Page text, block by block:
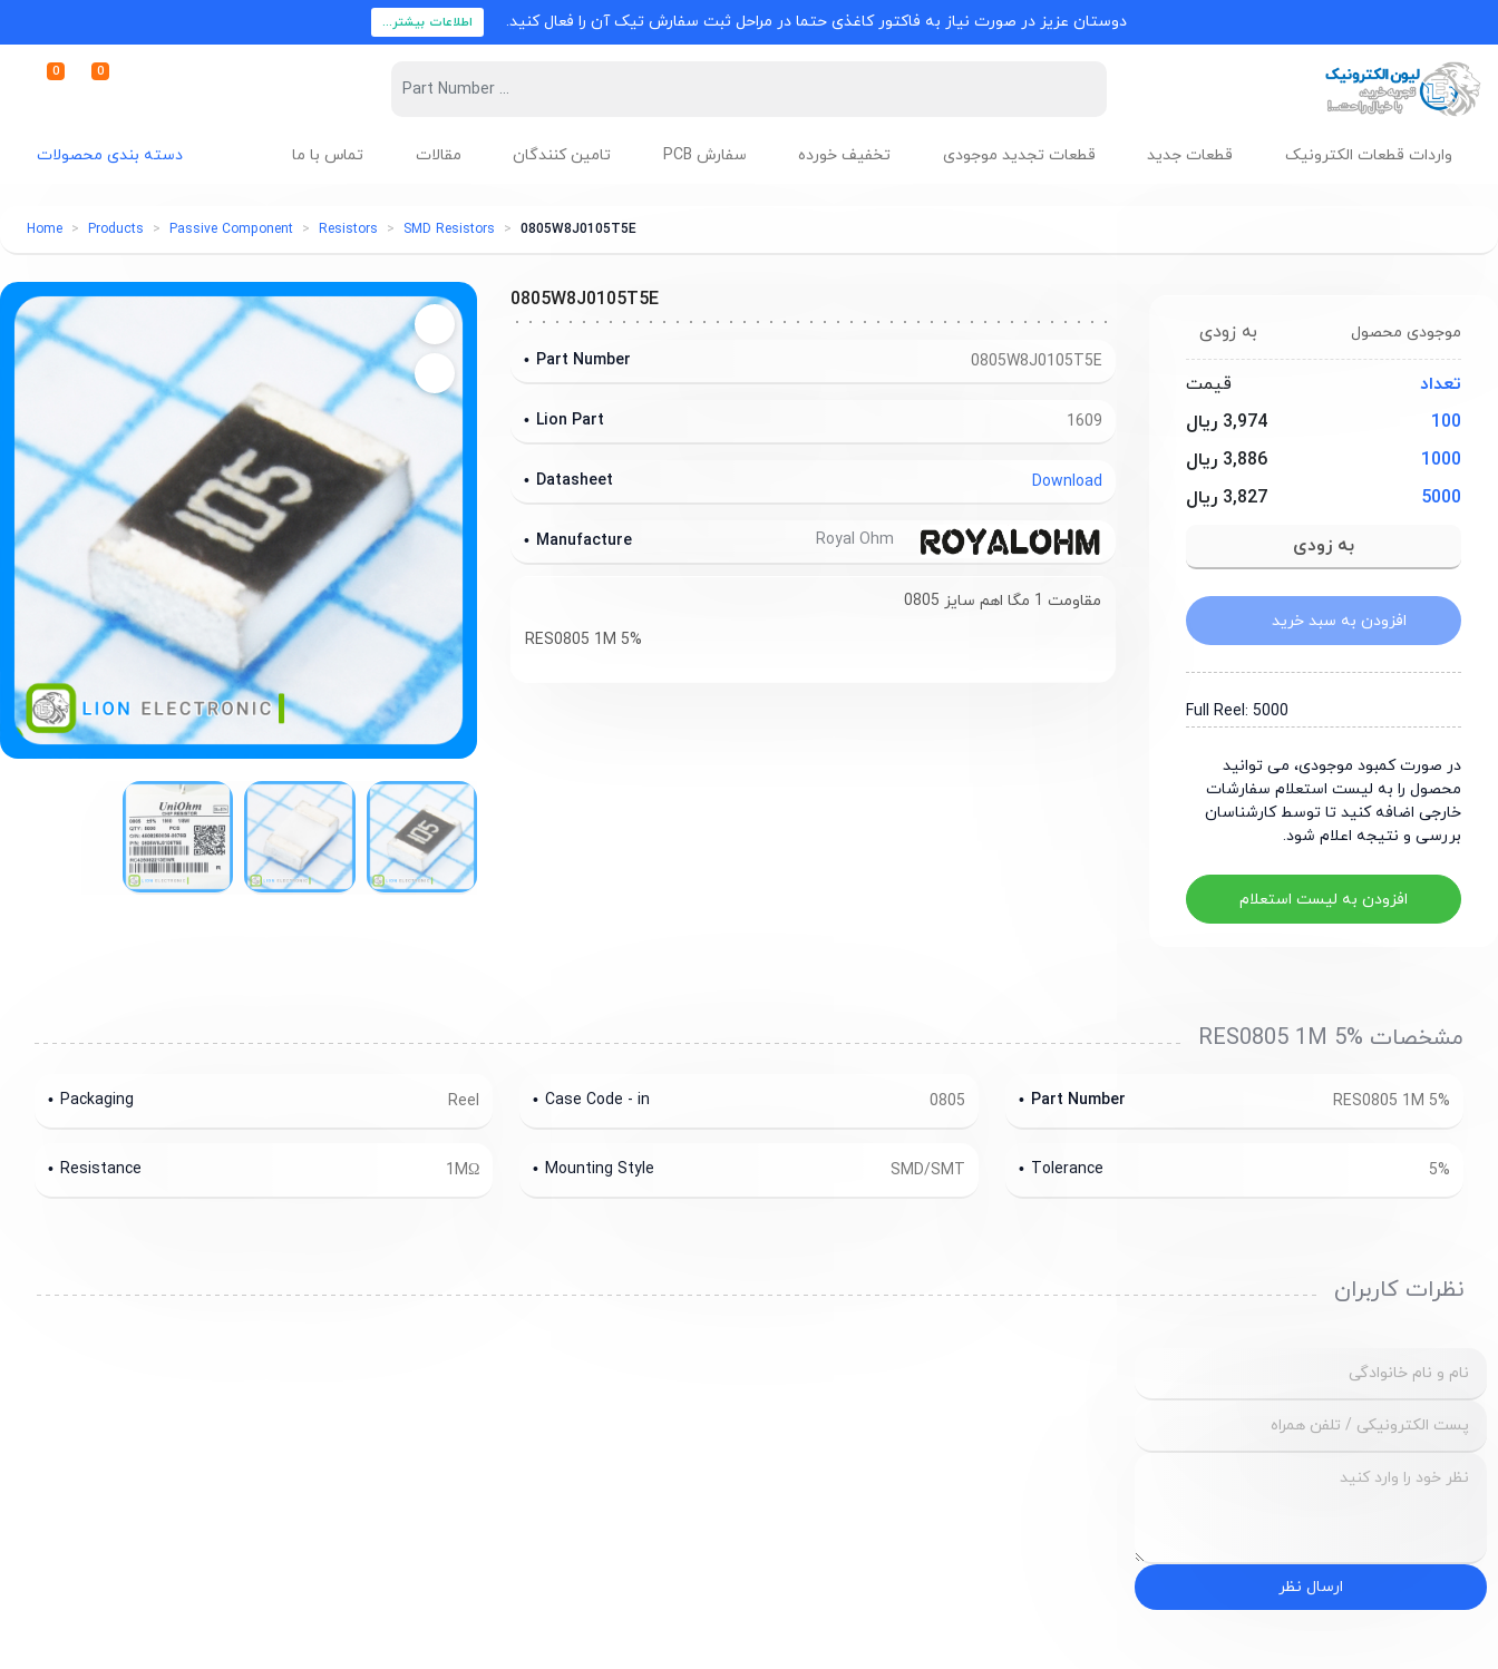
دوستان عزیز در صورت نیاز به فاکتور کاغذی حتما در مراحل ثبت سفارش تیک آن را فعال کنید. اطلاعات بیشتر...
0 0
دسته بندی محصولات واردات قطعات الکترونیک قطعات جدید قطعات تجدید موجودی تخفیف خورده سفارش PCB تامین کنندگان مقالات تماس با ما
Home Products Passive Component Resistors SMD Resistors 0805W8J0105T5E
به زودی موجودی محصول
تعداد
قیمت
100
3,974 ریال
1000
3,886 ریال
5000
3,827 ریال
افزودن به سبد خرید
Full Reel: 5000
در صورت کمبود موجودی، می توانید
محصول را به لیست استعلام سفارشات
خارجی اضافه کنید تا توسط کارشناسان
بررسی و نتیجه اعلام شود.
افزودن به لیست استعلام
0805W8J0105T5E
0805W8J0105T5E
Part Number
1609
Lion Part
Download
Datasheet
Manufacture
مقاومت 1 مگا اهم سایز 0805
RES0805 1M 5%
مشخصات RES0805 1M 5%
RES0805 1M 5%
Part Number
0805
Case Code - in
Reel
Packaging
5%
Tolerance
SMD/SMT
Mounting Style
1MΩ
Resistance
نظرات کاربران
ارسال نظر